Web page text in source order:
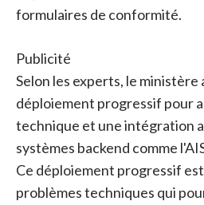
formulaires de conformité.
Publicité
Selon les experts, le ministère
déploiement progressif pour
technique et une intégration
systèmes backend comme
Ce déploiement progressif
problèmes techniques qui